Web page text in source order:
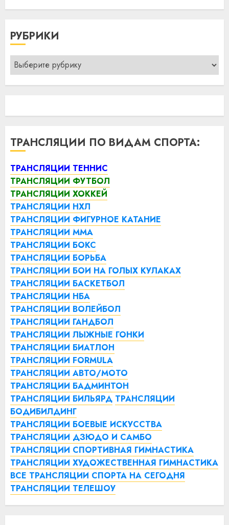
РУБРИКИ
Рубрики
ТРАНСЛЯЦИИ ПО ВИДАМ СПОРТА:
ТРАНСЛЯЦИИ ТЕННИС
ТРАНСЛЯЦИИ ФУТБОЛ
ТРАНСЛЯЦИИ ХОККЕЙ
ТРАНСЛЯЦИИ НХЛ
ТРАНСЛЯЦИИ ФИГУРНОЕ КАТАНИЕ
ТРАНСЛЯЦИИ ММА
ТРАНСЛЯЦИИ БОКС
ТРАНСЛЯЦИИ БОРЬБА
ТРАНСЛЯЦИИ БОИ НА ГОЛЫХ КУЛАКАХ
ТРАНСЛЯЦИИ БАСКЕТБОЛ
ТРАНСЛЯЦИИ НБА
ТРАНСЛЯЦИИ ВОЛЕЙБОЛ
ТРАНСЛЯЦИИ ГАНДБОЛ
ТРАНСЛЯЦИИ ЛЫЖНЫЕ ГОНКИ
ТРАНСЛЯЦИИ БИАТЛОН
ТРАНСЛЯЦИИ FORMULA
ТРАНСЛЯЦИИ АВТО/МОТО
ТРАНСЛЯЦИИ БАДМИНТОН
ТРАНСЛЯЦИИ БИЛЬЯРД ТРАНСЛЯЦИИ
БОДИБИЛДИНГ
ТРАНСЛЯЦИИ БОЕВЫЕ ИСКУССТВА
ТРАНСЛЯЦИИ ДЗЮДО И САМБО
ТРАНСЛЯЦИИ СПОРТИВНАЯ ГИМНАСТИКА
ТРАНСЛЯЦИИ ХУДОЖЕСТВЕННАЯ ГИМНАСТИКА
ВСЕ ТРАНСЛЯЦИИ СПОРТА НА СЕГОДНЯ
ТРАНСЛЯЦИИ ТЕЛЕШОУ